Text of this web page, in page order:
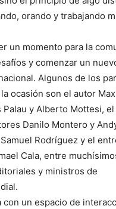
orando y trabajando
un momento para la
y comenzar un
Algunos de los
ocasión son el autor
Palau y Alberto Mottesi,
Danilo Montero y
Rodríguez y el
Cala, entre
y ministros de
con un espacio de